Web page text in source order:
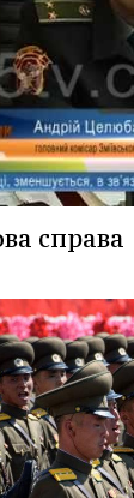
справа